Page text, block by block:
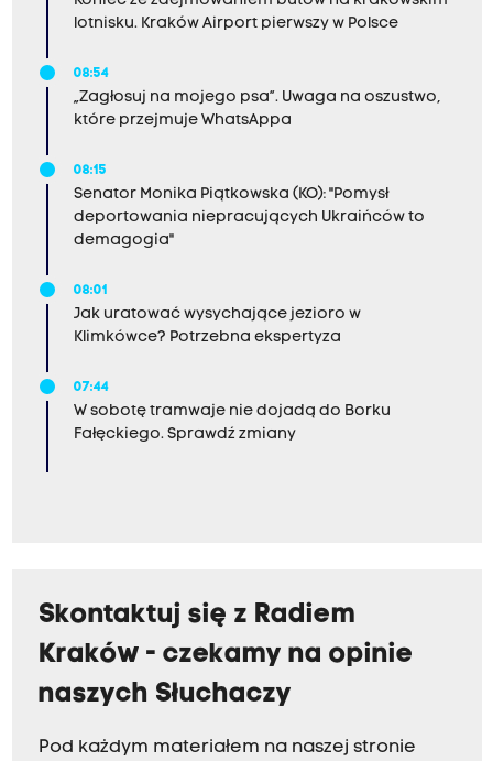
lotnisku. Kraków Airport pierwszy w Polsce
08:54
„Zagłosuj na mojego psa”. Uwaga na oszustwo,
które przejmuje WhatsAppa
08:15
Senator Monika Piątkowska (KO): "Pomysł
deportowania niepracujących Ukraińców to
demagogia"
08:01
Jak uratować wysychające jezioro w
Klimkówce? Potrzebna ekspertyza
07:44
W sobotę tramwaje nie dojadą do Borku
Fałęckiego. Sprawdź zmiany
Skontaktuj się z Radiem
Kraków - czekamy na opinie
naszych Słuchaczy
Pod każdym materiałem na naszej stronie